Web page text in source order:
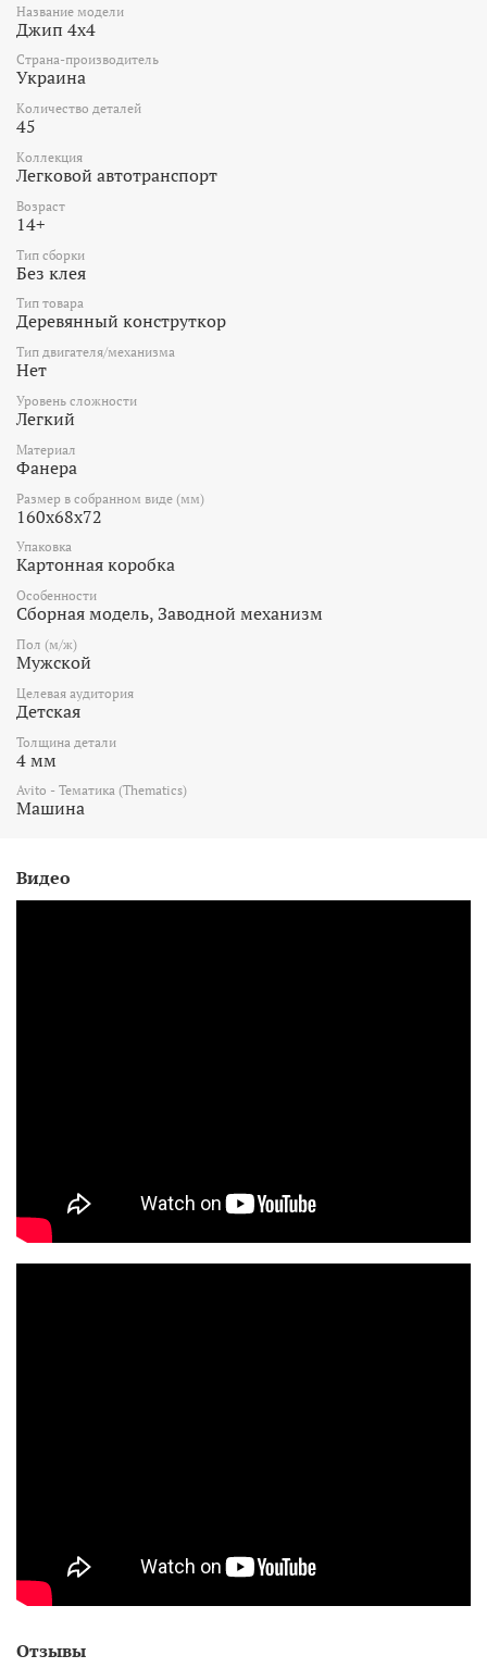
Название модели
Джип 4х4
Страна-производитель
Украина
Количество деталей
45
Коллекция
Легковой автотранспорт
Возраст
14+
Тип сборки
Без клея
Тип товара
Деревянный конструткор
Тип двигателя/механизма
Нет
Уровень сложности
Легкий
Материал
Фанера
Размер в собранном виде (мм)
160х68х72
Упаковка
Картонная коробка
Особенности
Сборная модель, Заводной механизм
Пол (м/ж)
Мужской
Целевая аудитория
Детская
Толщина детали
4 мм
Avito - Тематика (Thematics)
Машина
Видео
Отзывы